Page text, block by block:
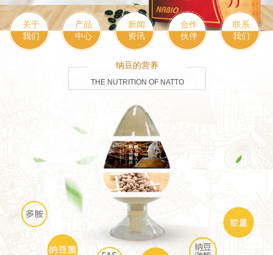
关于
我们
产品
中心
新闻
资讯
合作
伙伴
联系
我们
THE NUTRITION OF NATTO
纳豆的营养